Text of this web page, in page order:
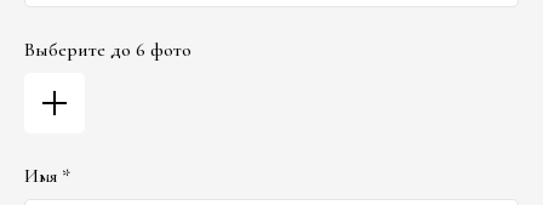
Выберите до 6 фото
Имя *